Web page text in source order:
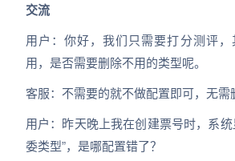
交流
用户：你好，我们只需要打分测评
用，是否需要删除不用的类型呢。
客服：不需要的就不做配置即可，无需
用户：昨天晚上我在创建票号时，系
委类型”，是哪配置错了？